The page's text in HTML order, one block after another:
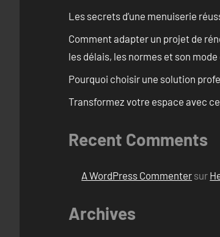
Les secrets d’une menuiserie
Comment adapter un projet de
les délais, les normes et son mode
Pourquoi choisir une solution
Transformez votre espace avec
Recent Comments
A WordPress Commenter sur
Archives